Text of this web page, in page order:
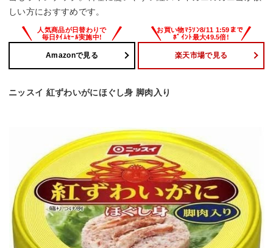
しい方におすすめです。
Amazonで見る 楽天市場で見る
ニッスイ 紅ずわいがにほぐし身 脚肉入り